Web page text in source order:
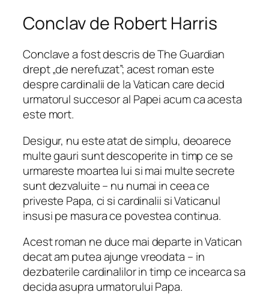
Conclav de Robert Harris
Conclavea fost descris de The Guardian
drept „de nerefuzat”; acest roman este
despre cardinalii de la Vatican care decid
urmatorul succesor al Papei acum ca acesta
este mort.
Desigur, nu este atat de simplu, deoarece
multe gauri sunt descoperite in timp ce se
urmareste moartea lui si mai multe secrete
sunt dezvaluite – nu numai in ceea ce
priveste Papa, ci si cardinalii si Vaticanul
insusi pe masura ce povestea continua.
Acest roman ne duce mai departe in Vatican
decat am putea ajunge vreodata – in
dezbaterile cardinalilor in timp ce incearca sa
decida asupra urmatorului Papa.